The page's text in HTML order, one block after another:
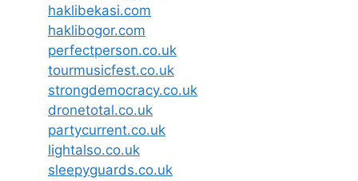
haklibekasi.com
haklibogor.com
perfectperson.co.uk
tourmusicfest.co.uk
strongdemocracy.co.uk
dronetotal.co.uk
partycurrent.co.uk
lightalso.co.uk
sleepyguards.co.uk